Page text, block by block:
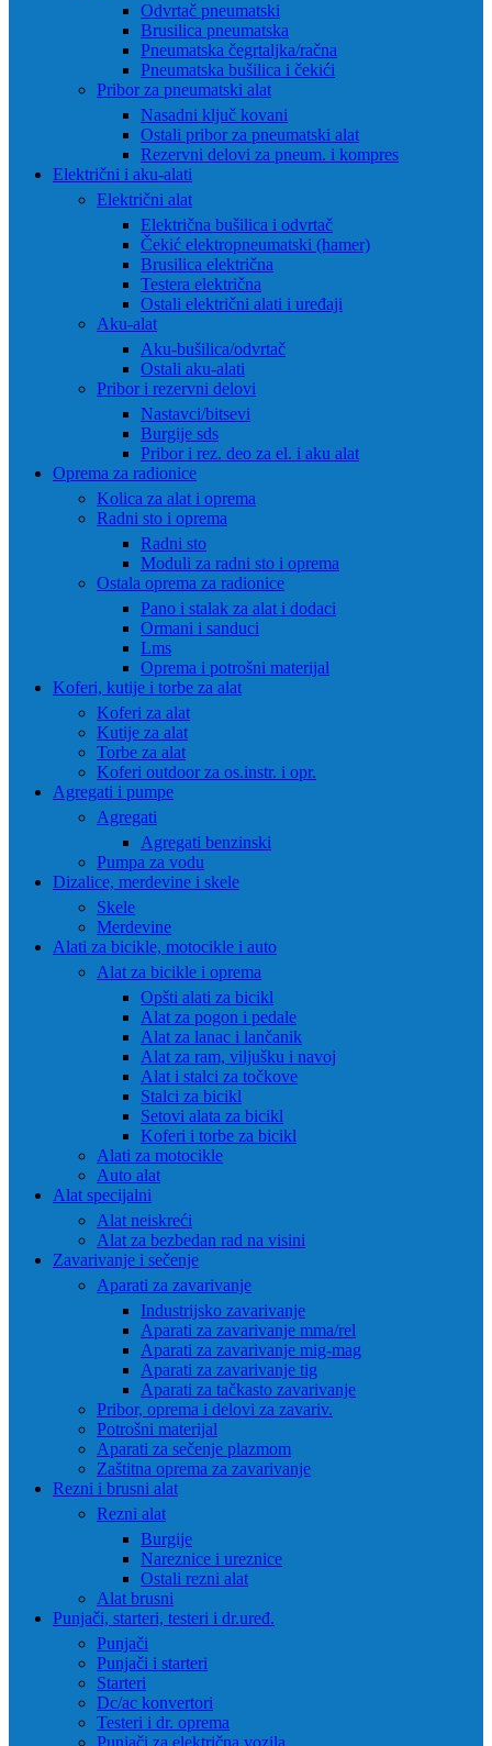
Odvrtač pneumatski
Brusilica pneumatska
Pneumatska čegrtaljka/račna
Pneumatska bušilica i čekići
Pribor za pneumatski alat
Nasadni ključ kovani
Ostali pribor za pneumatski alat
Rezervni delovi za pneum. i kompres
Električni i aku-alati
Električni alat
Električna bušilica i odvrtač
Čekić elektropneumatski (hamer)
Brusilica električna
Testera električna
Ostali električni alati i uređaji
Aku-alat
Aku-bušilica/odvrtač
Ostali aku-alati
Pribor i rezervni delovi
Nastavci/bitsevi
Burgije sds
Pribor i rez. deo za el. i aku alat
Oprema za radionice
Kolica za alat i oprema
Radni sto i oprema
Radni sto
Moduli za radni sto i oprema
Ostala oprema za radionice
Pano i stalak za alat i dodaci
Ormani i sanduci
Lms
Oprema i potrošni materijal
Koferi, kutije i torbe za alat
Koferi za alat
Kutije za alat
Torbe za alat
Koferi outdoor za os.instr. i opr.
Agregati i pumpe
Agregati
Agregati benzinski
Pumpa za vodu
Dizalice, merdevine i skele
Skele
Merdevine
Alati za bicikle, motocikle i auto
Alat za bicikle i oprema
Opšti alati za bicikl
Alat za pogon i pedale
Alat za lanac i lančanik
Alat za ram, viljušku i navoj
Alat i stalci za točkove
Stalci za bicikl
Setovi alata za bicikl
Koferi i torbe za bicikl
Alati za motocikle
Auto alat
Alat specijalni
Alat neiskreći
Alat za bezbedan rad na visini
Zavarivanje i sečenje
Aparati za zavarivanje
Industrijsko zavarivanje
Aparati za zavarivanje mma/rel
Aparati za zavarivanje mig-mag
Aparati za zavarivanje tig
Aparati za tačkasto zavarivanje
Pribor, oprema i delovi za zavariv.
Potrošni materijal
Aparati za sečenje plazmom
Zaštitna oprema za zavarivanje
Rezni i brusni alat
Rezni alat
Burgije
Nareznice i ureznice
Ostali rezni alat
Alat brusni
Punjači, starteri, testeri i dr.uređ.
Punjači
Punjači i starteri
Starteri
Dc/ac konvertori
Testeri i dr. oprema
Punjači za električna vozila